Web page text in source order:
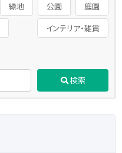
緑地 公園
庭園
インテリア・雑貨
検索